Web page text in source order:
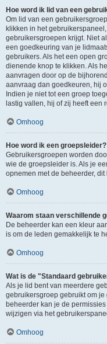
Hoe word ik lid van een
Om lid van een
klikken in het
gebruikersgroepen krijgt. Niet
een goedkeuring van je
gebruikers. Als het een open
dienende knop te klikken. Als
aanvragen door op de
aanvraag dan goedkeuren, hij
Indien je niet tot een groep
lastig vallen, hij of zij heeft een
Omhoog
Hoe word ik een groepsleider?
Gebruikersgroepen worden
wie de groepsleider is. Als je
opnemen met de beheerder,
Omhoog
Waarom staan verschillende
De beheerder kan een kleur
is om de leden gemakkelijk te
Omhoog
Wat is de "Standaard
Als je lid bent van meerdere
gebruikersgroep gebruikt om
beheerder kan je de
wijzigen via het
Omhoog